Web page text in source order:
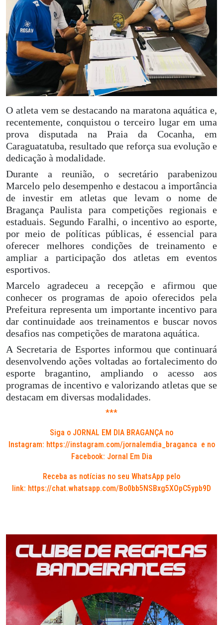
O atleta vem se destacando na maratona aquática e,
recentemente, conquistou o terceiro lugar em uma
prova disputada na Praia da Cocanha, em
Caraguatatuba, resultado que reforça sua evolução e
dedicação à modalidade.
Durante a reunião, o secretário parabenizou
Marcelo pelo desempenho e destacou a importância
de investir em atletas que levam o nome de
Bragança Paulista para competições regionais e
estaduais. Segundo Faralhi, o incentivo ao esporte,
por meio de políticas públicas, é essencial para
oferecer melhores condições de treinamento e
ampliar a participação dos atletas em eventos
esportivos.
Marcelo agradeceu a recepção e afirmou que
conhecer os programas de apoio oferecidos pela
Prefeitura representa um importante incentivo para
dar continuidade aos treinamentos e buscar novos
desafios nas competições de maratona aquática.
A Secretaria de Esportes informou que continuará
desenvolvendo ações voltadas ao fortalecimento do
esporte bragantino, ampliando o acesso aos
programas de incentivo e valorizando atletas que se
destacam em diversas modalidades.
***
Siga o JORNAL EM DIA BRAGANÇA no
Instagram: https://instagram.com/jornalemdia_braganca e no
Facebook: Jornal Em Dia
Receba as notícias no seu WhatsApp pelo
link: https://chat.whatsapp.com/Bo0bb5NSBxg5XOpC5ypb9D